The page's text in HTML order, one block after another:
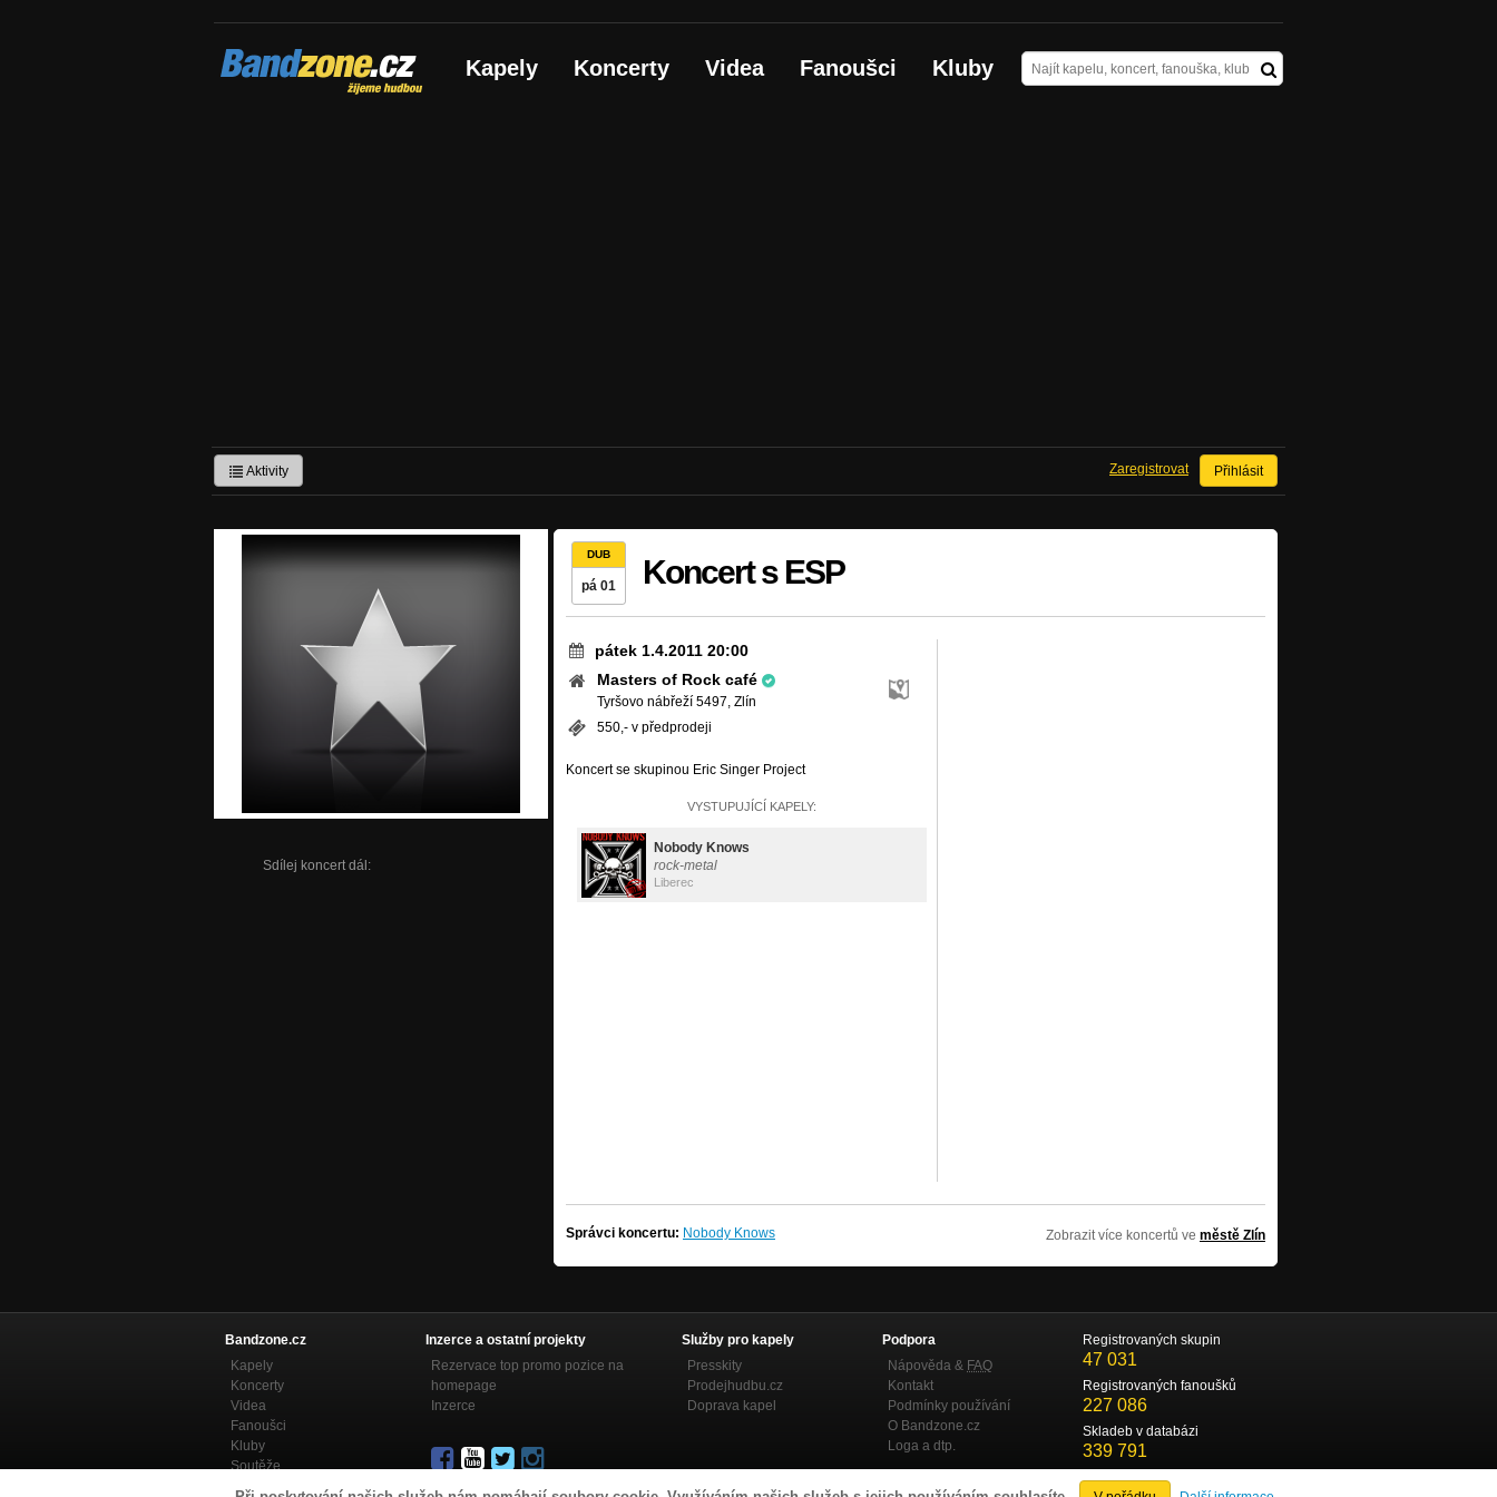
Bandzone.cz
žijeme hudbou Kapely Koncerty Videa Fanoušci Kluby
Aktivity Přihlásit
Zaregistrovat
Sdílej koncert dál:
DUB
pá 01 Koncert s ESP
pátek 1.4.2011 20:00
Masters of Rock café
Tyršovo nábřeží 5497, Zlín
550,- v předprodeji
Koncert se skupinou Eric Singer Project
VYSTUPUJÍCÍ KAPELY:
Nobody Knows
rock-metal
Liberec
Správci koncertu: Nobody Knows Zobrazit více koncertů ve městě Zlín
Bandzone.cz
Kapely
Koncerty
Videa
Fanoušci
Kluby
Soutěže
Bandzone.cz blog
Inzerce a ostatní projekty
Rezervace top promo pozice na
homepage
Inzerce
Služby pro kapely
Presskity
Prodejhudbu.cz
Doprava kapel
Podpora
Nápověda & FAQ
Kontakt
Podmínky používání
O Bandzone.cz
Loga a dtp.
Registrovaných skupin
47 031
Registrovaných fanoušků
227 086
Skladeb v databázi
339 791